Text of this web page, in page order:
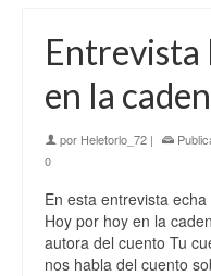
Entrevista
en la
por Heletorlo_72 |
0
En esta entrevista
Hoy por hoy en la
autora del cuento Tu
nos habla del cuento